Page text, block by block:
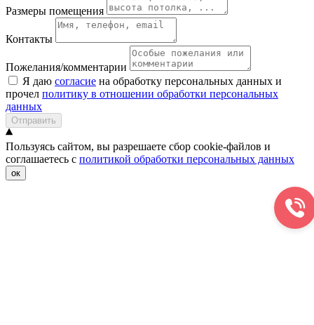
Размеры помещения
Контакты
Пожелания/комментарии
Я даю согласие на обработку персональных данных и
прочел политику в отношении обработки персональных
данных
Отправить
Пользуясь сайтом, вы разрешаете сбор cookie-файлов и
соглашаетесь с политикой обработки персональных данных
ок